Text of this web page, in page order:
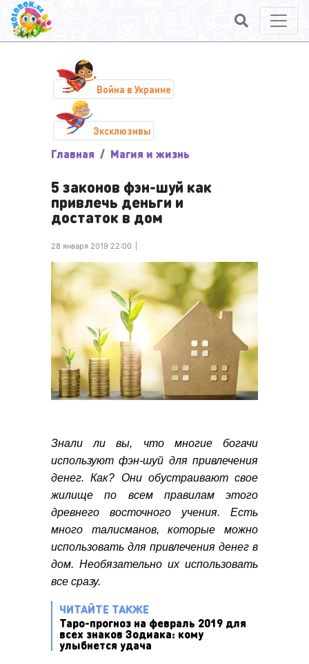
Война в Украине
Эксклюзивы
Главная Магия и жизнь
5 законов фэн-шуй как
привлечь деньги и
достаток в дом
28 января 2019 22:00
Знали ли вы, что многие богачи
используют фэн-шуй для привлечения
денег. Как? Они обустраивают свое
жилище по всем правилам этого
древнего восточного учения. Есть
много талисманов, которые можно
использовать для привлечения денег в
дом. Необязательно их использовать
все сразу.
ЧИТАЙТЕ ТАКЖЕ
Таро-прогноз на февраль 2019 для
всех знаков Зодиака: кому
улыбнется удача